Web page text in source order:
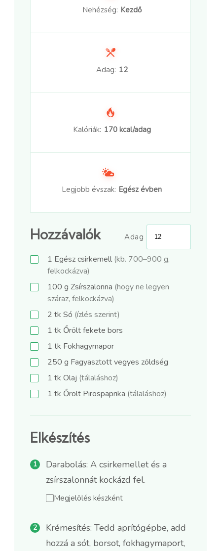
Nehézség: Kezdő
Adag: 12
Kalóriák: 170 kcal/adag
Legjobb évszak: Egész évben
Hozzávalók Adag
1 Egész csirkemell (kb. 700–900 g,
felkockázva)
100 g Zsírszalonna (hogy ne legyen
száraz, felkockázva)
2 tk Só (ízlés szerint)
1 tk Őrölt fekete bors
1 tk Fokhagymapor
250 g Fagyasztott vegyes zöldség
1 tk Olaj (tálaláshoz)
1 tk Őrölt Pirospaprika (tálaláshoz)
Elkészítés
Darabolás: A csirkemellet és a
zsírszalonnát kockázd fel.
Megjelölés készként
Krémesítés: Tedd aprítógépbe, add
hozzá a sót, borsot, fokhagymaport,